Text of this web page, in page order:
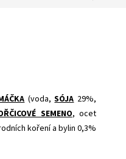
(voda,SÓJA29%,
SEMENO, ocet
koření a bylin 0,3%